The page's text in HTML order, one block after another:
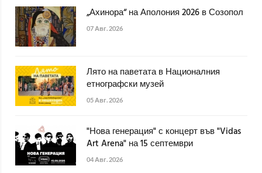
„Ахинора“ на Аполония 2026 в Созопол
07 Авг. 2026
Лято на паветата в Националния
етнографски музей
05 Авг. 2026
"Нова генерация" с концерт във "Vidas
Art Arena" на 15 септември
04 Авг. 2026